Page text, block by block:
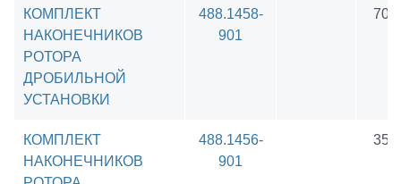
КОМПЛЕКТ
НАКОНЕЧНИКОВ
РОТОРА
ДРОБИЛЬНОЙ
УСТАНОВКИ
488.1458-
901
КОМПЛЕКТ
НАКОНЕЧНИКОВ
488.1456-
901